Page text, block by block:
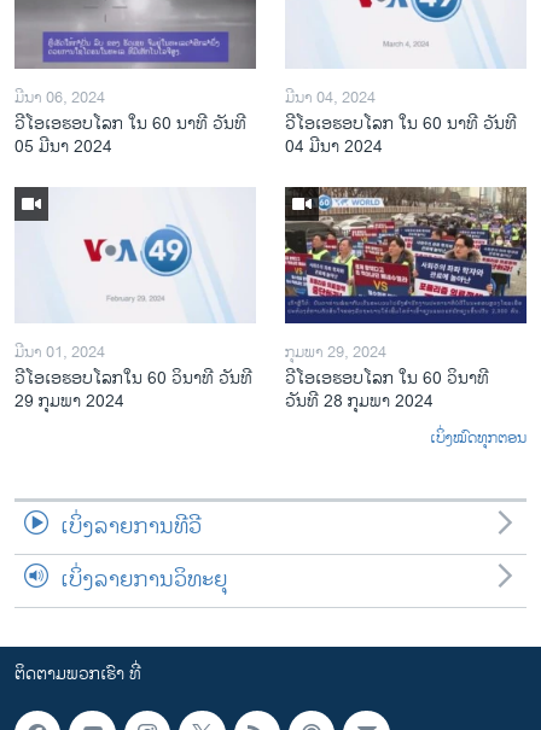
ມີນາ 06, 2024
ວີໂອເອຮອບໂລກ ໃນ 60 ນາທີ ວັນທີ
05 ມີນາ 2024
ມີນາ 04, 2024
ວີໂອເອຮອບໂລກ ໃນ 60 ນາທີ ວັນທີ
04 ມີນາ 2024
ມີນາ 01, 2024
ວີໂອເອຮອບໂລກໃນ 60 ວິນາທີ ວັນທີ
29 ກຸມພາ 2024
ກຸມພາ 29, 2024
ວີໂອເອຮອບໂລກ ໃນ 60 ວິນາທີ
ວັນທີ 28 ກຸມພາ 2024
ເບິ່ງໝົດທຸກຕອນ
ເບິ່ງລາຍການທີວີ
ເບິ່ງລາຍການວິທະຍຸ
ຕິດຕາມພວກເຮົາ ທີ່